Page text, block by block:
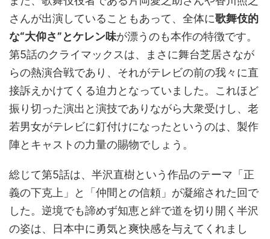
さんが出演していることもあって、全体に歌舞伎的
な“大仰さ”とケレン味が漂うのも本作の特徴です。
第5話のクライマックスは、まさに舞台芝居さなが
らの熱演合戦であり、それがテレビの前の我々に直
接訴えかけてくる迫力となっていました。これほど
振り切った演出と演技でありながら大衆受けし、老
若男女がテレビに釘付けになったというのは、製作
陣とキャストの力量の賜物でしょう。
総じて第5話は、半沢直樹という作品のテーマ「正
義の下克上」と「仲間との信頼」が凝縮された回で
した。逆境でも諦めず知恵と絆で道を切り開く半沢
の姿は、日本中に勇気と爽快感を与えてくれまし